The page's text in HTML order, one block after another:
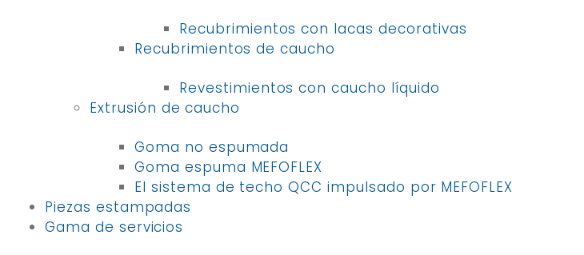
Recubrimientos con lacas decorativas
Recubrimientos de caucho
Revestimientos con caucho líquido
Extrusión de caucho
Goma no espumada
Goma espuma MEFOFLEX
El sistema de techo QCC impulsado por MEFOFLEX
Piezas estampadas
Gama de servicios